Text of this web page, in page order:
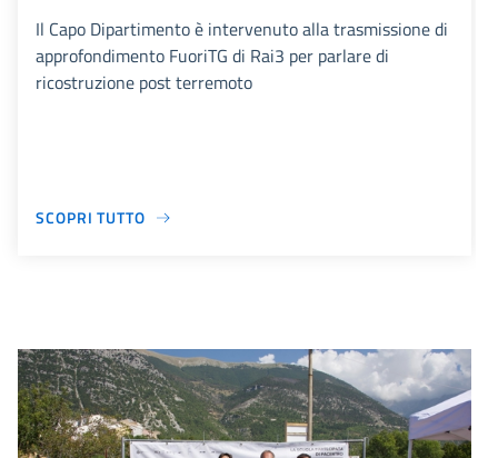
Il Capo Dipartimento è intervenuto alla trasmissione di
approfondimento FuoriTG di Rai3 per parlare di
ricostruzione post terremoto
SCOPRI TUTTO